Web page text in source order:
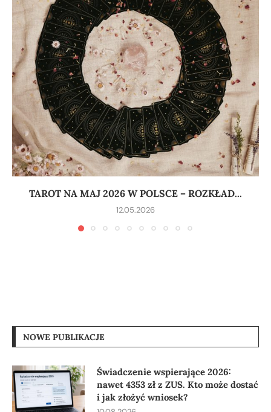
TAROT NA MAJ 2026 W POLSCE – ROZKŁAD...
12.05.2026
NOWE PUBLIKACJE
Świadczenie wspierające 2026:
nawet 4353 zł z ZUS. Kto może dostać
i jak złożyć wniosek?